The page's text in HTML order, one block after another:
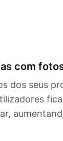
com
dos seus